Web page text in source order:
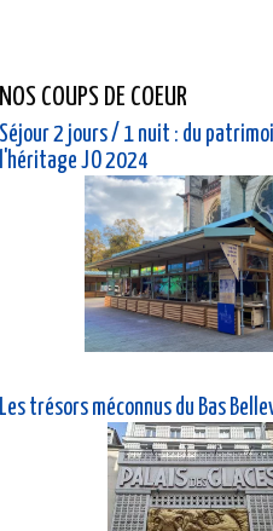
NOS COUPS DE COEUR
Séjour 2 jours / 1 nuit : du
l'héritage JO 2024
Les trésors méconnus du Bas